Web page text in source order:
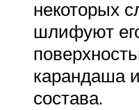
некоторых
шлифуют
карандаша
состава.